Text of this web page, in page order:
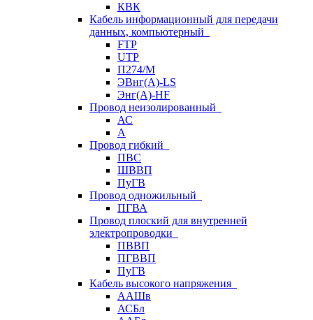
КВК
Кабель информационный для передачи
данных, компьютерный
FTP
UTP
П274/М
ЭВнг(А)-LS
Энг(А)-HF
Провод неизолированный
АС
А
Провод гибкий
ПВС
ШВВП
ПуГВ
Провод одножильный
ПГВА
Провод плоский для внутренней
электропроводки
ПВВП
ПГВВП
ПуГВ
Кабель высокого напряжения
ААШв
АСБл